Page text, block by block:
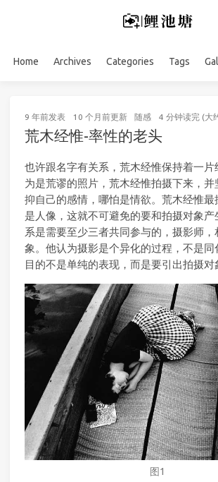
Home Archives Categories Tags
9 年前发表 10 个月前更新 随感 4 分钟读完 (大
荒木经惟-率性的老头
也许跟名字有关系，荒木经惟保持着一片
为是荒谬的照片，荒木经惟拍摄下来，并
抑自己的感情，哪怕是情欲。荒木经惟
是人像，这就不可避免的要和拍摄对象产
系是需要至少三者共同参与的，摄影师，
象。他认为摄影是个异化的过程，不是同
目的不是单纯的表现，而是要引出拍摄对
图1